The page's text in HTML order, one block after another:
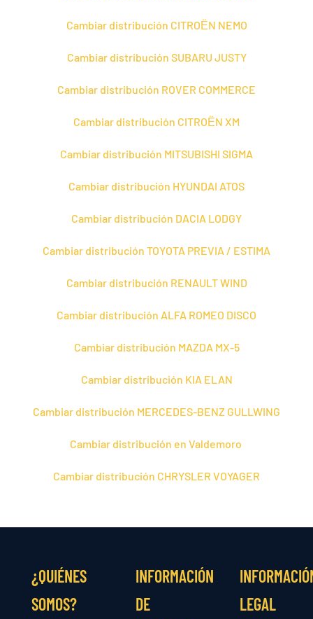
Cambiar distribución CITROЁN NEMO
Cambiar distribución SUBARU JUSTY
Cambiar distribución ROVER COMMERCE
Cambiar distribución CITROЁN XM
Cambiar distribución MITSUBISHI SIGMA
Cambiar distribución HYUNDAI ATOS
Cambiar distribución DACIA LODGY
Cambiar distribución TOYOTA PREVIA / ESTIMA
Cambiar distribución RENAULT WIND
Cambiar distribución ALFA ROMEO DISCO
Cambiar distribución MAZDA MX-5
Cambiar distribución KIA ELAN
Cambiar distribución MERCEDES-BENZ GULLWING
Cambiar distribución en Valdemoro
Cambiar distribución CHRYSLER VOYAGER
¿QUIÉNES
SOMOS?
INFORMACIÓN
DE
LEGAL